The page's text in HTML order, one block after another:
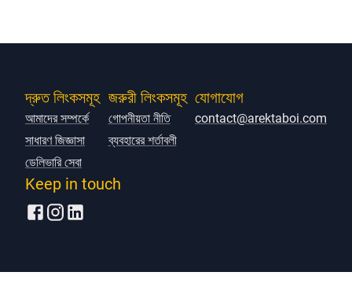
দ্রুত লিংকসমূহ
আমাদের সম্পর্কে
সাধারণ জিজ্ঞাসা
ডেলিভারি সেবা
জরুরী লিংকসমূহ
গোপনীয়তা নীতি
ব্যবহারের শর্তাবলী
যোগাযোগ
contact@arektaboi.com
Keep in touch